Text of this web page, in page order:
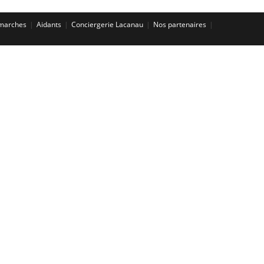
Aidants Conciergerie Lacanau Nos partenaires